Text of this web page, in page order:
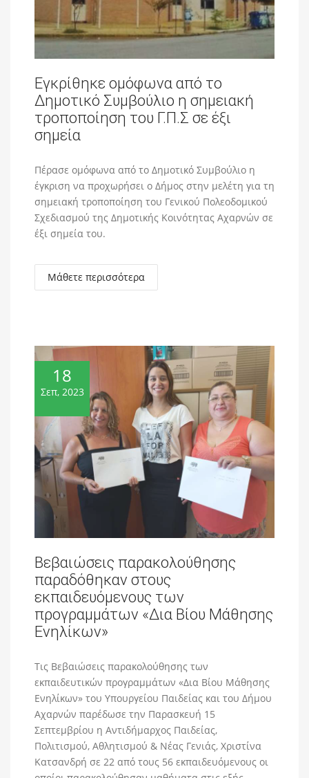
Εγκρίθηκε ομόφωνα από το
Δημοτικό Συμβούλιο η σημειακή
τροποποίηση του Γ.Π.Σ σε έξι
σημεία
Πέρασε ομόφωνα από το Δημοτικό Συμβούλιο η
έγκριση να προχωρήσει ο Δήμος στην μελέτη για τη
σημειακή τροποποίηση του Γενικού Πολεοδομικού
Σχεδιασμού της Δημοτικής Κοινότητας Αχαρνών σε
έξι σημεία του.
Μάθετε περισσότερα
18
Σεπ, 2023
Βεβαιώσεις παρακολούθησης
παραδόθηκαν στους
εκπαιδευόμενους των
προγραμμάτων «Δια Βίου Μάθησης
Ενηλίκων»
Τις Βεβαιώσεις παρακολούθησης των
εκπαιδευτικών προγραμμάτων «Δια Βίου Μάθησης
Ενηλίκων» του Υπουργείου Παιδείας και του Δήμου
Αχαρνών παρέδωσε την Παρασκευή 15
Σεπτεμβρίου η Αντιδήμαρχος Παιδείας,
Πολιτισμού, Αθλητισμού & Νέας Γενιάς, Χριστίνα
Κατσανδρή σε 22 από τους 56 εκπαιδευόμενους οι